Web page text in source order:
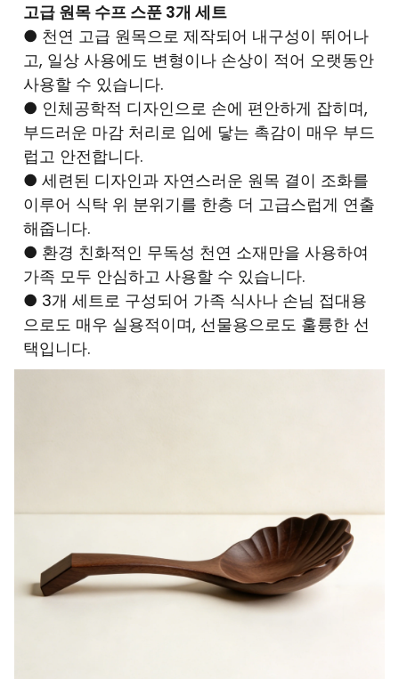
고급 원목 수프 스푼 3개 세트
● 천연 고급 원목으로 제작되어 내구성이 뛰어나
고, 일상 사용에도 변형이나 손상이 적어 오랫동안
사용할 수 있습니다.
● 인체공학적 디자인으로 손에 편안하게 잡히며,
부드러운 마감 처리로 입에 닿는 촉감이 매우 부드
럽고 안전합니다.
● 세련된 디자인과 자연스러운 원목 결이 조화를
이루어 식탁 위 분위기를 한층 더 고급스럽게 연출
해줍니다.
● 환경 친화적인 무독성 천연 소재만을 사용하여
가족 모두 안심하고 사용할 수 있습니다.
● 3개 세트로 구성되어 가족 식사나 손님 접대용
으로도 매우 실용적이며, 선물용으로도 훌륭한 선
택입니다.